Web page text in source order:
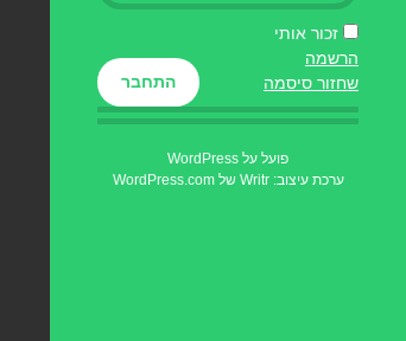
זכור אותי
התחבר
הרשמה
שחזור סיסמה
פועל על WordPress
ערכת עיצוב: Writr של
WordPress.com